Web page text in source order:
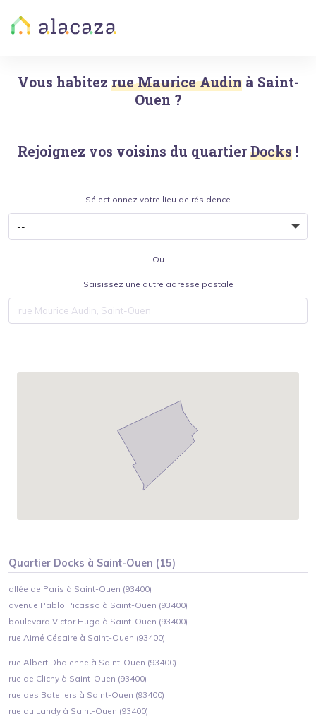
Vous habitez rue Maurice Audin à Saint-
Ouen ?
Rejoignez vos voisins du quartier Docks !
Sélectionnez votre lieu de résidence
Ou
Saisissez une autre adresse postale
Quartier Docks à Saint-Ouen (15)
allée de Paris à Saint-Ouen (93400)
avenue Pablo Picasso à Saint-Ouen (93400)
boulevard Victor Hugo à Saint-Ouen (93400)
rue Aimé Césaire à Saint-Ouen (93400)
rue Albert Dhalenne à Saint-Ouen (93400)
rue de Clichy à Saint-Ouen (93400)
rue des Bateliers à Saint-Ouen (93400)
rue du Landy à Saint-Ouen (93400)